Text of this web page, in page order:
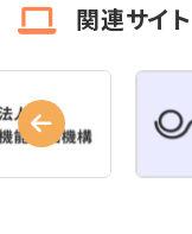
関連サイト